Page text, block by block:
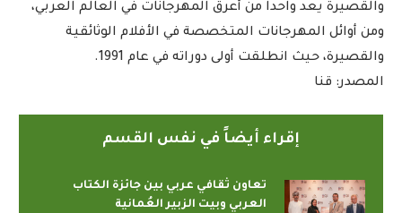
والقصيرة يعد واحدا من أعرق المهرجانات في العالم العربي،
ومن أوائل المهرجانات المتخصصة في الأفلام الوثائقية
والقصيرة، حيث انطلقت أولى دوراته في عام 1991.
المصدر: قنا
إقراء أيضاً في نفس القسم
تعاون ثقافي عربي بين جائزة الكتاب
العربي وبيت الزبير العُمانية